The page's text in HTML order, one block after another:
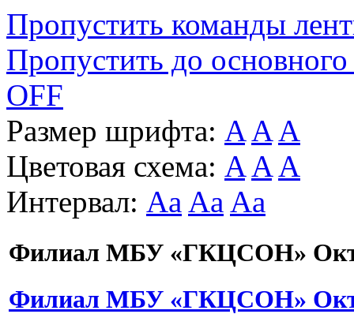
Пропустить команды
Пропустить до основного
OFF
Размер шрифта: A A A
Цветовая схема: A A A
Интервал: Aa Aa Aa
Филиал МБУ «ГКЦСОН»
Филиал МБУ «ГКЦСОН»